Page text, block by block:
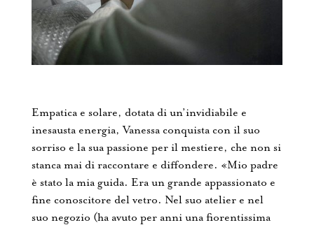
Empatica e solare, dotata di un’invidiabile e
inesausta energia, Vanessa conquista con il suo
sorriso e la sua passione per il mestiere, che non si
stanca mai di raccontare e diffondere. «Mio padre
è stato la mia guida. Era un grande appassionato e
fine conoscitore del vetro. Nel suo atelier e nel
suo negozio (ha avuto per anni una fiorentissima